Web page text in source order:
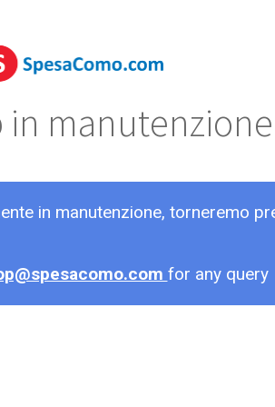
in manutenzione
in manutenzione, torneremo
for any query